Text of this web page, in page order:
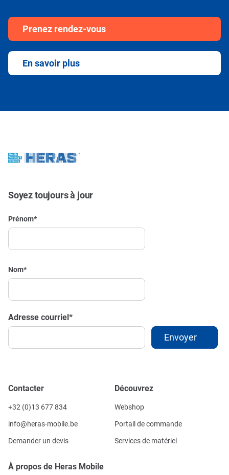
Prenez rendez-vous
En savoir plus
Soyez toujours à jour
Prénom*
Nom*
Adresse courriel*
Contacter
+32 (0)13 677 834
info@heras-mobile.be
Demander un devis
Découvrez
Webshop
Portail de commande
Services de matériel
À propos de Heras Mobile